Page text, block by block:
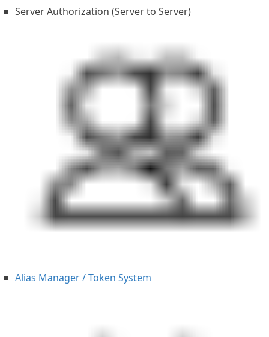
Server Authorization (Server to Server)
Alias Manager / Token System